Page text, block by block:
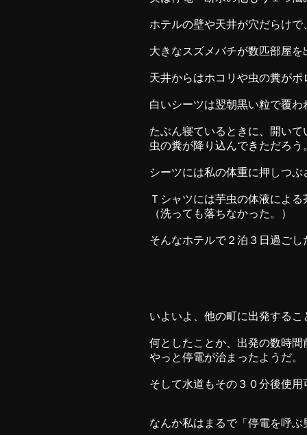
ホテルの壁や天井が穴だらけ
大きなスズメバチが数匹部屋
天井からはホコリや虫の糞が
白いシーツは翌朝黒い粒で覆わ
たぶん寝ているときに、開いて
虫の糞が降り込んできただろう
シーツには私の体重に押しつ
Ｔシャツには芋虫の体液によ
（洗っても落ちなかった。）
そんなホテルで２泊３日過ごし
いよいよ、他の町に出発するこ
何としたことか、出発の数時
やっと停電が治まったようだ
そして水道もその３０分後使用
なんか私はまるで「停電を呼